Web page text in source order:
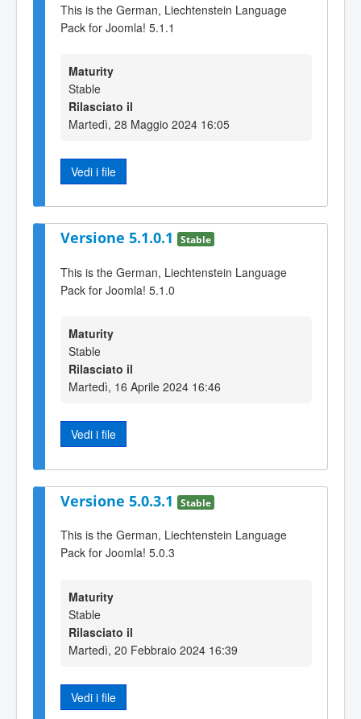
This is the German, Liechtenstein Language
Pack for Joomla! 5.1.1
Maturity
Stable
Rilasciato il
Martedì, 28 Maggio 2024 16:05
Vedi i file
Versione 5.1.0.1 Stable
This is the German, Liechtenstein Language
Pack for Joomla! 5.1.0
Maturity
Stable
Rilasciato il
Martedì, 16 Aprile 2024 16:46
Vedi i file
Versione 5.0.3.1 Stable
This is the German, Liechtenstein Language
Pack for Joomla! 5.0.3
Maturity
Stable
Rilasciato il
Martedì, 20 Febbraio 2024 16:39
Vedi i file